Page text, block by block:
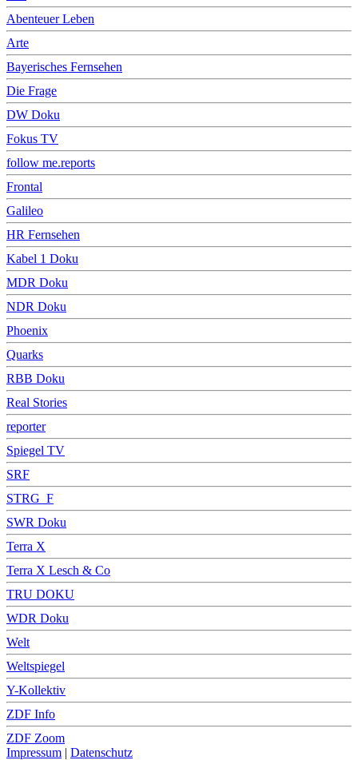
Abenteuer Leben
Arte
Bayerisches Fernsehen
Die Frage
DW Doku
Fokus TV
follow me.reports
Frontal
Galileo
HR Fernsehen
Kabel 1 Doku
MDR Doku
NDR Doku
Phoenix
Quarks
RBB Doku
Real Stories
reporter
Spiegel TV
SRF
STRG_F
SWR Doku
Terra X
Terra X Lesch & Co
TRU DOKU
WDR Doku
Welt
Weltspiegel
Y-Kollektiv
ZDF Info
ZDF Zoom
Impressum | Datenschutz